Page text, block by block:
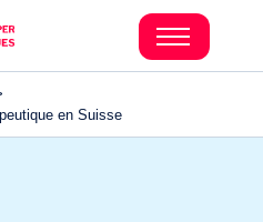
en Suisse